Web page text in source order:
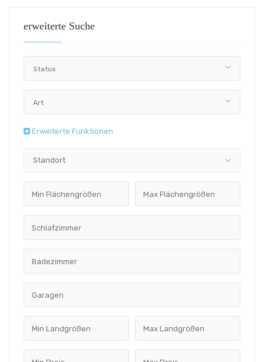
erweiterte Suche
Status
Art
Erweiterte Funktionen
Standort